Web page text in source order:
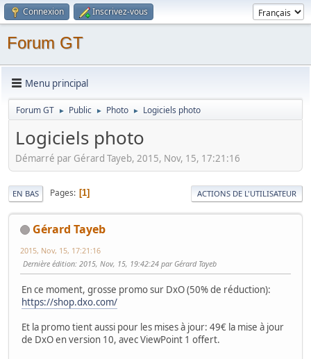
Connexion Inscrivez-vous
Forum GT
Menu principal
Forum GT ► Public ► Photo ► Logiciels photo
Logiciels photo
Démarré par Gérard Tayeb, 2015, Nov, 15, 17:21:16
EN BAS Pages 1 ACTIONS DE L'UTILISATEUR
Gérard Tayeb
2015, Nov, 15, 17:21:16
Dernière édition: 2015, Nov, 15, 19:42:24 par Gérard Tayeb
En ce moment, grosse promo sur DxO (50% de réduction):
https://shop.dxo.com/
Et la promo tient aussi pour les mises à jour: 49€ la mise à jour
de DxO en version 10, avec ViewPoint 1 offert.